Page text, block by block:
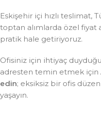
Eskişehir içi hızlı teslimat,
toptan alımlarda özel fiyat
pratik hale getiriyoruz.
Ofisiniz için ihtiyaç
adresten temin etmek için
edin; eksiksiz bir ofis
yaşayın.